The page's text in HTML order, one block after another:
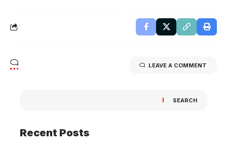
LEAVE A COMMENT
SEARCH
Recent Posts